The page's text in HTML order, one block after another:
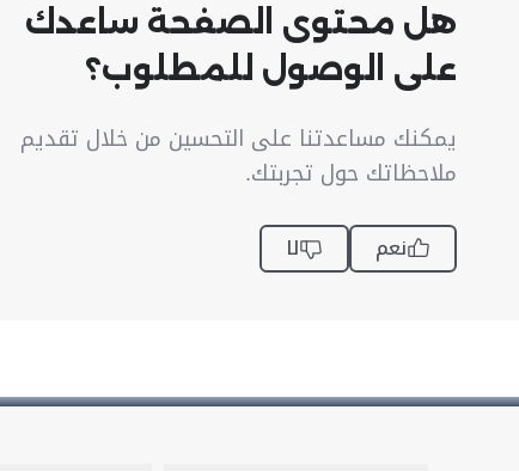
هل محتوى الصفحة ساعدك
على الوصول للمطلوب؟
يمكنك مساعدتنا على التحسين من خلال تقديم
ملاحظاتك حول تجربتك.
نعم لا